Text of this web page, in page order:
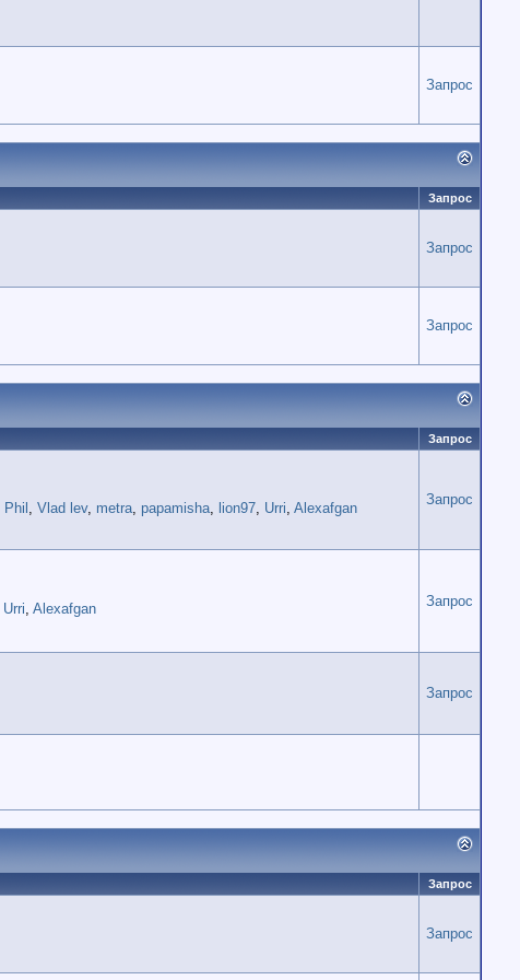
Запрос
Запрос
Запрос
Запрос
Запрос
Phil , Vlad lev, metra, papamisha, lion97, Urri, Alexafgan
Запрос
Urri, Alexafgan Запрос
Запрос
Запрос
Запрос